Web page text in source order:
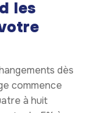
les
dès
commence
à huit